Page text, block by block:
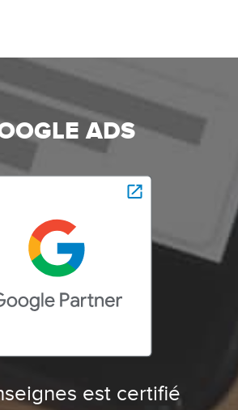
ADS
est certifié